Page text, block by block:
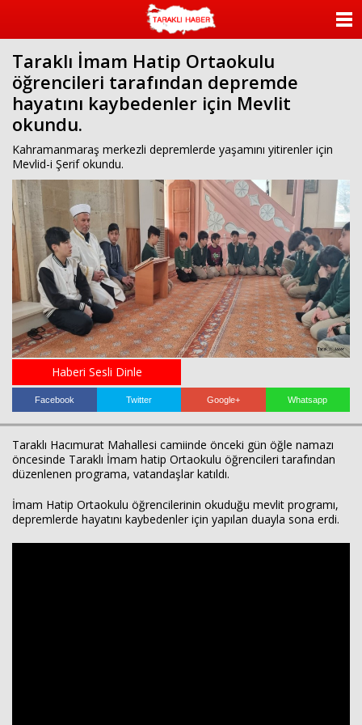
Taraklı İmam Hatip Ortaokulu
öğrencileri tarafından depremde
hayatını kaybedenler için Mevlit
okundu.
Kahramanmaraş merkezli depremlerde yaşamını yitirenler için
Mevlid-i Şerif okundu.
Haberi Sesli Dinle
Facebook Twitter Google+ Whatsapp
Taraklı Hacımurat Mahallesi camiinde önceki gün öğle namazı
öncesinde Taraklı İmam hatip Ortaokulu öğrencileri tarafından
düzenlenen programa, vatandaşlar katıldı.
İmam Hatip Ortaokulu öğrencilerinin okuduğu mevlit programı,
depremlerde hayatını kaybedenler için yapılan duayla sona erdi.
KATEGORİLER
YAZARLAR
VİDEO GALERİ
KÜNYE
İLETİŞİM